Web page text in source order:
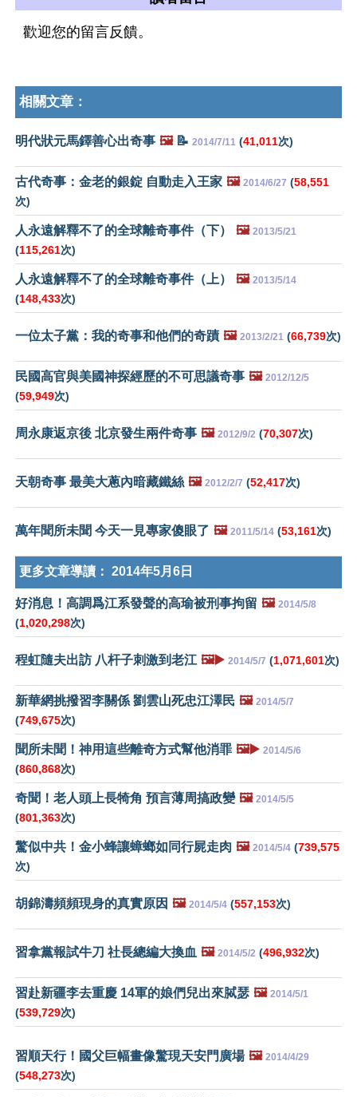
歡迎您的留言反饋。
相關文章：
明代狀元馬鐸善心出奇事 🖼️📝 2014/7/11 (41,011次)
古代奇事：金老的銀錠 自動走入王家 🖼️ 2014/6/27 (58,551
次)
人永遠解釋不了的全球離奇事件（下） 🖼️ 2013/5/21
(115,261次)
人永遠解釋不了的全球離奇事件（上） 🖼️ 2013/5/14
(148,433次)
一位太子黨：我的奇事和他們的奇蹟 🖼️ 2013/2/21 (66,739次)
民國高官與美國神探經歷的不可思議奇事 🖼️ 2012/12/5
(59,949次)
周永康返京後 北京發生兩件奇事 🖼️ 2012/9/2 (70,307次)
天朝奇事 最美大蔥內暗藏鐵絲 🖼️ 2012/2/7 (52,417次)
萬年聞所未聞 今天一見專家傻眼了 🖼️ 2011/5/14 (53,161次)
更多文章導讀： 2014年5月6日
好消息！高調爲江系發聲的高瑜被刑事拘留 🖼️ 2014/5/8
(1,020,298次)
程虹隨夫出訪 八杆子刺激到老江 🖼️▶️ 2014/5/7 (1,071,601次)
新華網挑撥習李關係 劉雲山死忠江澤民 🖼️ 2014/5/7
(749,675次)
聞所未聞！神用這些離奇方式幫他消罪 🖼️▶️ 2014/5/6
(860,868次)
奇聞！老人頭上長犄角 預言薄周搞政變 🖼️ 2014/5/5
(801,363次)
驚似中共！金小蜂讓蟑螂如同行屍走肉 🖼️ 2014/5/4 (739,575
次)
胡錦濤頻頻現身的真實原因 🖼️ 2014/5/4 (557,153次)
習拿黨報試牛刀 社長總編大換血 🖼️ 2014/5/2 (496,932次)
習赴新疆李去重慶 14軍的娘們兒出來脦瑟 🖼️ 2014/5/1
(539,729次)
習順天行！國父巨幅畫像驚現天安門廣場 🖼️ 2014/4/29
(548,273次)